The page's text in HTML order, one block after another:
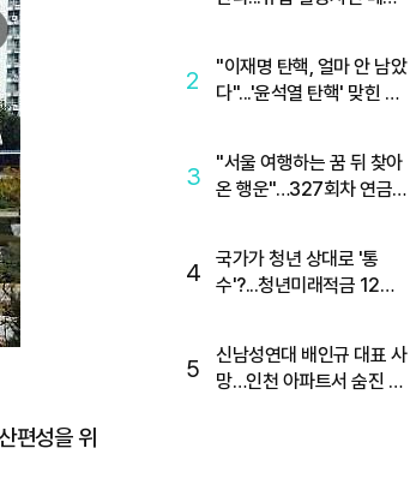
편성을 위
2
"이재명 탄핵, 얼마 안 남았
다"...'윤석열 탄핵' 맞힌 무
3
"서울 여행하는 꿈 뒤 찾아
온 행운"…327회차 연금
4
국가가 청년 상대로 '통
수'?...청년미래적금 12%
5
신남성연대 배인규 대표 사
망…인천 아파트서 숨진 채